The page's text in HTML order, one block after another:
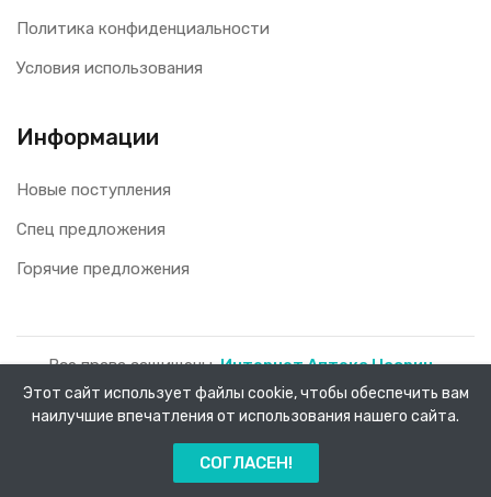
Каталог
Политика конфиденциальности
Условия использования
Информации
Новые поступления
Спец предложения
Горячие предложения
Все права защищены.Интернет Аптека Насрин -
доставка лекарств на дом!2026.
Этот сайт использует файлы cookie, чтобы обеспечить вам
наилучшие впечатления от использования нашего сайта.
СОГЛАСЕН!